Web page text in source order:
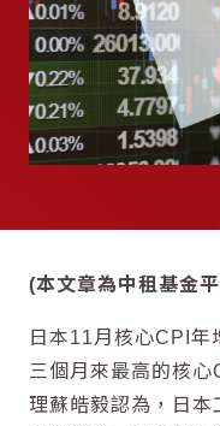
(本文章為中租基金
日本11月核心CPI
三個月來最高的核
理蘇皓毅認為，日本